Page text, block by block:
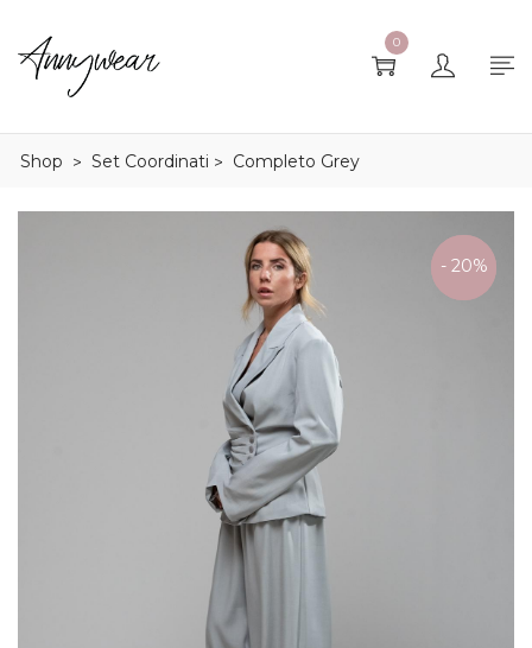
0
Shop > Set Coordinati > Completo Grey
ULTIME
TAGLIE
- 20%